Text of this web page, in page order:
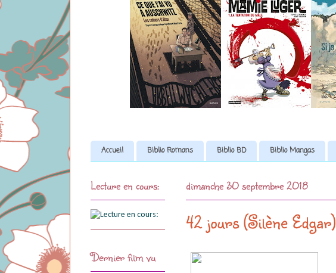
Accueil Biblio Romans Biblio BD Biblio Mangas
dimanche 30 septembre 2018
42 jours (Silène Edgar)
Lecture en cours:
Dernier film vu